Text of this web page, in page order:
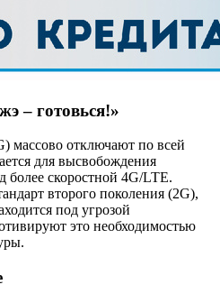
– готовься!»
массово отключают по всей
для высвобождения
более скоростной 4G/LTE.
второго поколения (2G),
под угрозой
это необходимостью